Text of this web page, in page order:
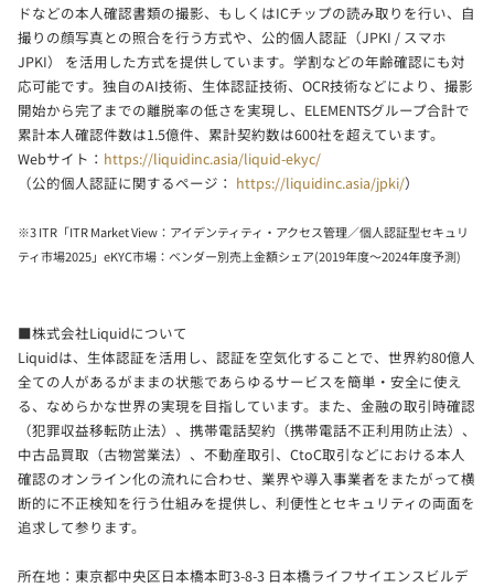
ドなどの本人確認書類の撮影、もしくはICチップの読み取りを行い、自
撮りの顔写真との照合を行う方式や、公的個人認証（JPKI / スマホ
JPKI） を活用した方式を提供しています。学割などの年齢確認にも対
応可能です。独自のAI技術、生体認証技術、OCR技術などにより、撮影
開始から完了までの離脱率の低さを実現し、ELEMENTSグループ合計で
累計本人確認件数は1.5億件、累計契約数は600社を超えています。
Webサイト： https://liquidinc.asia/liquid-ekyc/
（公的個人認証に関するページ： https://liquidinc.asia/jpki/）
※3 ITR「ITR Market View：アイデンティティ・アクセス管理／個人認証型セキュリ
ティ市場2025」eKYC市場：ベンダー別売上金額シェア(2019年度～2024年度予測)
■株式会社Liquidについて
Liquidは、生体認証を活用し、認証を空気化することで、世界約80億人
全ての人があるがままの状態であらゆるサービスを簡単・安全に使え
る、なめらかな世界の実現を目指しています。また、金融の取引時確認
（犯罪収益移転防止法）、携帯電話契約（携帯電話不正利用防止法）、
中古品買取（古物営業法）、不動産取引、CtoC取引などにおける本人
確認のオンライン化の流れに合わせ、業界や導入事業者をまたがって横
断的に不正検知を行う仕組みを提供し、利便性とセキュリティの両面を
追求して参ります。
所在地：東京都中央区日本橋本町3-8-3 日本橋ライフサイエンスビルデ